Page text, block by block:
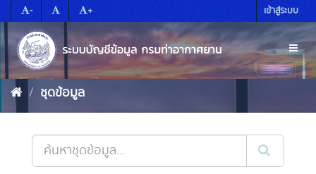
to
content
- + เข้าสู่ระบบ
ชุดข้อมูล